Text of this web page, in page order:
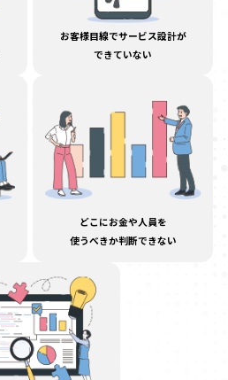
お客様目線でサービス設計が
できていない
どこにお金や人員を
使うべきか判断できない